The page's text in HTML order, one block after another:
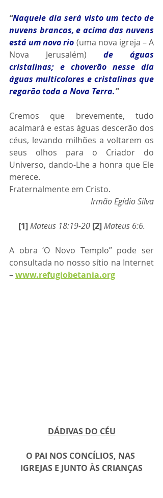
“Naquele dia será visto um tecto de
nuvens brancas, e acima das nuvens
está um novo rio (uma nova igreja – A
Nova Jerusalém)
de águas
cristalinas; e choverão nesse dia
águas multicolores e cristalinas que
regarão toda a Nova Terra.”
Cremos que brevemente, tudo
acalmará e estas águas descerão dos
céus, levando milhões a voltarem os
seus olhos para o Criador do
Universo, dando-Lhe a honra que Ele
merece.
Fraternalmente em Cristo.
Irmão Egídio Silva
[1] Mateus 18:19-20 [2] Mateus 6:6.
A obra ‘O Novo Templo” pode ser
consultada no nosso sítio na Internet
– www.refugiobetania.org
DÁDIVAS DO CÉU
O PAI NOS CONCÍLIOS, NAS
IGREJAS E JUNTO ÀS CRIANÇAS